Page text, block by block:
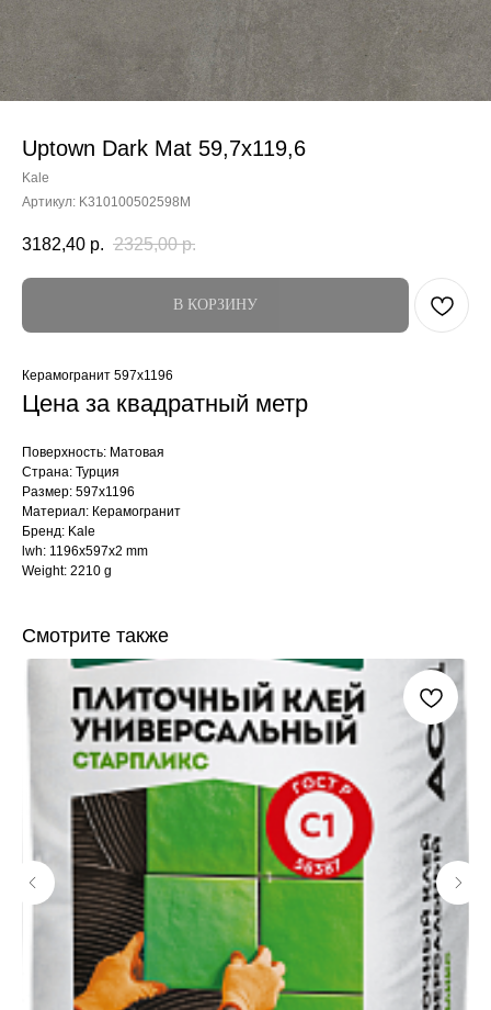
Uptown Dark Mat 59,7x119,6
Kale
Артикул: K310100502598M
3182,40 р. 2325,00 р.
В КОРЗИНУ
Керамогранит 597x1196
Цена за квадратный метр
Поверхность: Матовая
Страна: Турция
Размер: 597x1196
Материал: Керамогранит
Бренд: Kale
lwh: 1196x597x2 mm
Weight: 2210 g
Смотрите также